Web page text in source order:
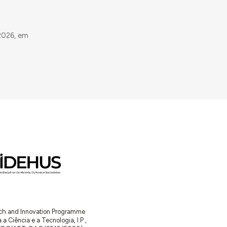
em
and Innovation Programme
Ciência e a Tecnologia, I.P.,